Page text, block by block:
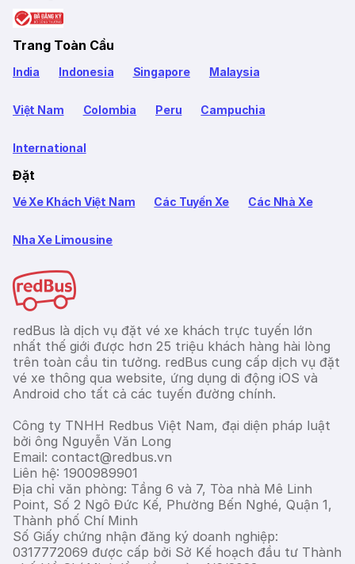
Trang Toàn Cầu
India Indonesia Singapore Malaysia
Việt Nam Colombia Peru Campuchia
International
Đặt
Vé Xe Khách Việt Nam Các Tuyến Xe Các Nhà Xe
Nha Xe Limousine
redBus là dịch vụ đặt vé xe khách trực tuyến lớn
nhất thế giới được hơn 25 triệu khách hàng hài lòng
trên toàn cầu tin tưởng. redBus cung cấp dịch vụ đặt
vé xe thông qua website, ứng dụng di động iOS và
Android cho tất cả các tuyến đường chính.
Công ty TNHH Redbus Việt Nam, đại diện pháp luật
bởi ông Nguyễn Văn Long
Email: contact@redbus.vn
Liên hệ: 1900989901
Địa chỉ văn phòng: Tầng 6 và 7, Tòa nhà Mê Linh
Point, Số 2 Ngô Đức Kế, Phường Bến Nghé, Quận 1,
Thành phố Chí Minh
Số Giấy chứng nhận đăng ký doanh nghiệp:
0317772069 được cấp bởi Sở Kế hoạch đầu tư Thành